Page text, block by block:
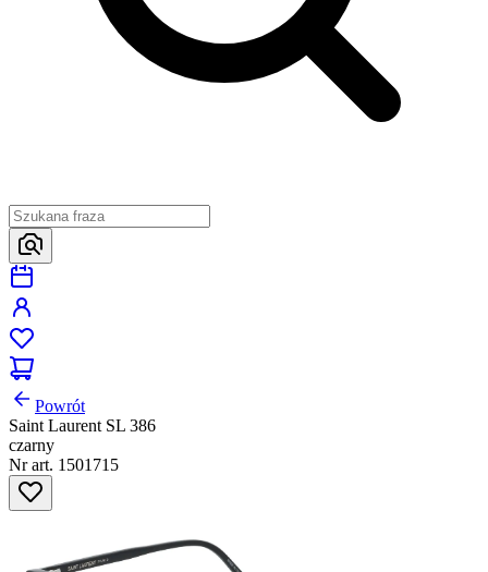
Powrót
Saint Laurent SL 386
czarny
Nr art. 1501715